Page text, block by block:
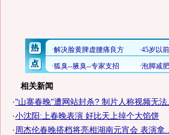
相关新闻
·"山寨春晚"遭网站封杀? 制片人称视频无法
·小沈阳:上春晚表演 好比天上掉个大馅饼
· 周杰伦春晚搭档将亮相湖南元宵会 表演拿...